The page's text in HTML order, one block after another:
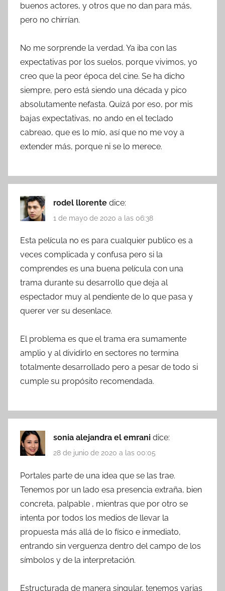
buenos actores, y otros que no dan para más,
pero no chirrían.
No me sorprende la verdad. Ya iba con las
expectativas por los suelos, porque vivimos, yo
creo que la peor época del cine. Se ha dicho
siempre, pero está siendo una década y pico
absolutamente nefasta. Quizá por eso, por mis
bajas expectativas, no ando en el teclado
cabreao, que es lo mío, así que no me voy a
extender más, porque ni se lo merece.
rodel llorente dice:
1 de mayo de 2020 a las 06:38
Esta película no es para cualquier publico es a
veces complicada y confusa pero si la
comprendes es una buena película con una
trama durante su desarrollo que deja al
espectador muy al pendiente de lo que pasa y
querer ver su desenlace.
El problema es que el trama era sumamente
amplio y al dividirlo en sectores no termina
totalmente desarrollado pero a pesar de todo si
cumple su propósito recomendada.
sonia alejandra el emrani dice:
28 de junio de 2020 a las 00:05
Portales parte de una idea que se las trae.
Tenemos por un lado esa presencia extraña, bien
concreta, palpable , mientras que por otro se
intenta por todos los medios de llevar la
propuesta más allá de lo físico e inmediato,
entrando sin verguenza dentro del campo de los
símbolos y de la interpretación.
Estructurada de manera singular, tenemos varias